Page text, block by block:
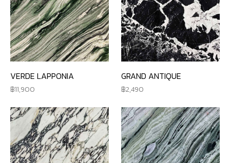
VERDE LAPPONIA
11,900
GRAND ANTIQUE
2,490